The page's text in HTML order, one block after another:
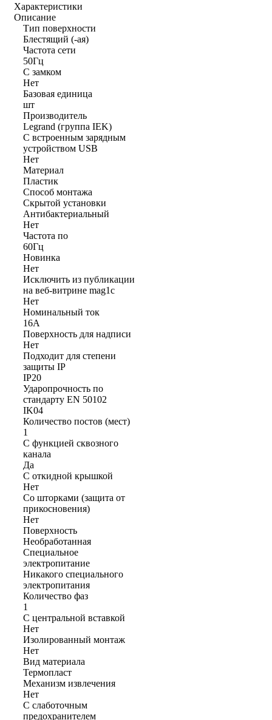
Характеристики
Описание
Тип поверхности
Блестящий (-ая)
Частота сети
50Гц
С замком
Нет
Базовая единица
шт
Производитель
Legrand (группа IEK)
С встроенным зарядным
устройством USB
Нет
Материал
Пластик
Способ монтажа
Скрытой установки
Антибактериальный
Нет
Частота по
60Гц
Новинка
Нет
Исключить из публикации
на веб-витрине mag1c
Нет
Номинальный ток
16А
Поверхность для надписи
Нет
Подходит для степени
защиты IP
IP20
Ударопрочность по
стандарту EN 50102
IK04
Количество постов (мест)
1
С функцией сквозного
канала
Да
С откидной крышкой
Нет
Со шторками (защита от
прикосновения)
Нет
Поверхность
Необработанная
Cпециальное
электропитание
Никакого специального
электропитания
Количество фаз
1
С центральной вставкой
Нет
Изолированный монтаж
Нет
Вид материала
Термопласт
Механизм извлечения
Нет
С слаботочным
предохранителем